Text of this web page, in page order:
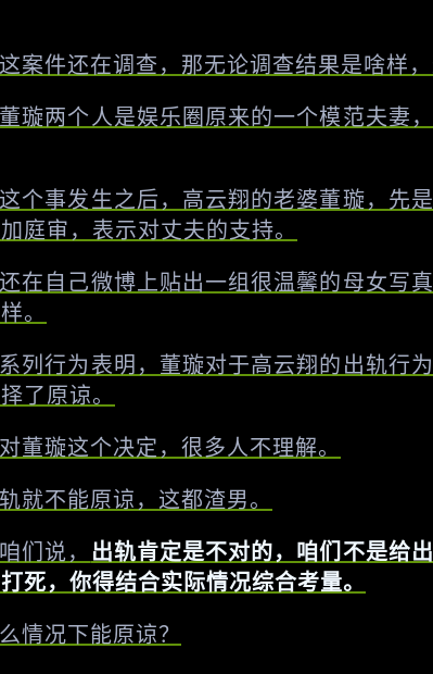
案件还在调查，那无论调查结果是啥样
璇两个人是娱乐圈原来的一个模范夫妻
个事发生之后，高云翔的老婆董璇，先
庭审，表示对丈夫的支持。
在自己微博上贴出一组很温馨的母女写
。
列行为表明，董璇对于高云翔的出轨行
了原谅。
董璇这个决定，很多人不理解。
就不能原谅，这都渣男。
们说，
出轨肯定是不对的，咱们不是给
死，你得结合实际情况综合考量。
情况下能原谅？